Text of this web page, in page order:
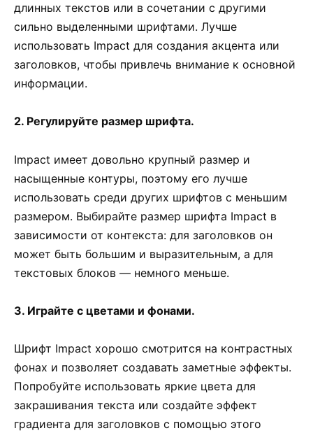
длинных текстов или в сочетании с другими
сильно выделенными шрифтами. Лучше
использовать Impact для создания акцента или
заголовков, чтобы привлечь внимание к основной
информации.
2. Регулируйте размер шрифта.
Impact имеет довольно крупный размер и
насыщенные контуры, поэтому его лучше
использовать среди других шрифтов с меньшим
размером. Выбирайте размер шрифта Impact в
зависимости от контекста: для заголовков он
может быть большим и выразительным, а для
текстовых блоков — немного меньше.
3. Играйте с цветами и фонами.
Шрифт Impact хорошо смотрится на контрастных
фонах и позволяет создавать заметные эффекты.
Попробуйте использовать яркие цвета для
закрашивания текста или создайте эффект
градиента для заголовков с помощью этого